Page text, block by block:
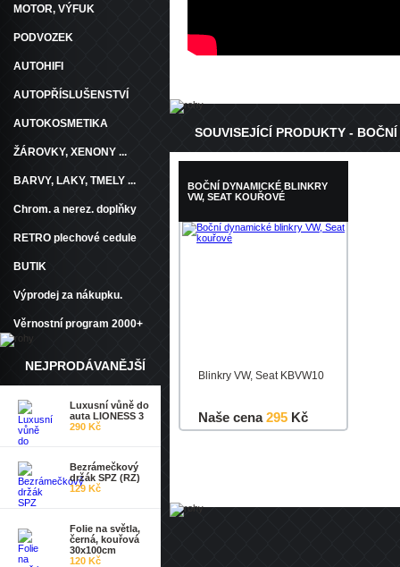
SOUVISEJÍCÍ PRODUKTY -
BOČNÍ DYNAMICKÉ BLINKRY
VW, SEAT KOUŘOVÉ
Blinkry VW, Seat KBVW10
Naše cena295 Kč
MOTOR, VÝFUK
PODVOZEK
AUTOHIFI
AUTOPŘÍSLUŠENSTVÍ
AUTOKOSMETIKA
ŽÁROVKY, XENONY ...
BARVY, LAKY, TMELY ...
Chrom. a nerez. doplňky
RETRO plechové cedule
BUTIK
Výprodej za nákupku.
Věrnostní program 2000+
NEJPRODÁVANĚJŠÍ
Luxusní vůně do
auta LIONESS 3
290 Kč
Bezrámečkový
držák SPZ (RZ)
129 Kč
Folie na světla,
černá, kouřová
30x100cm
120 Kč